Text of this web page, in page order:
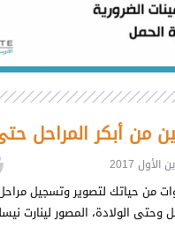
من أبكر المراحل
تقضي 10 سنوات من حياتك لتصوير وتسجيل
وحتى الولادة، المصور لينارت